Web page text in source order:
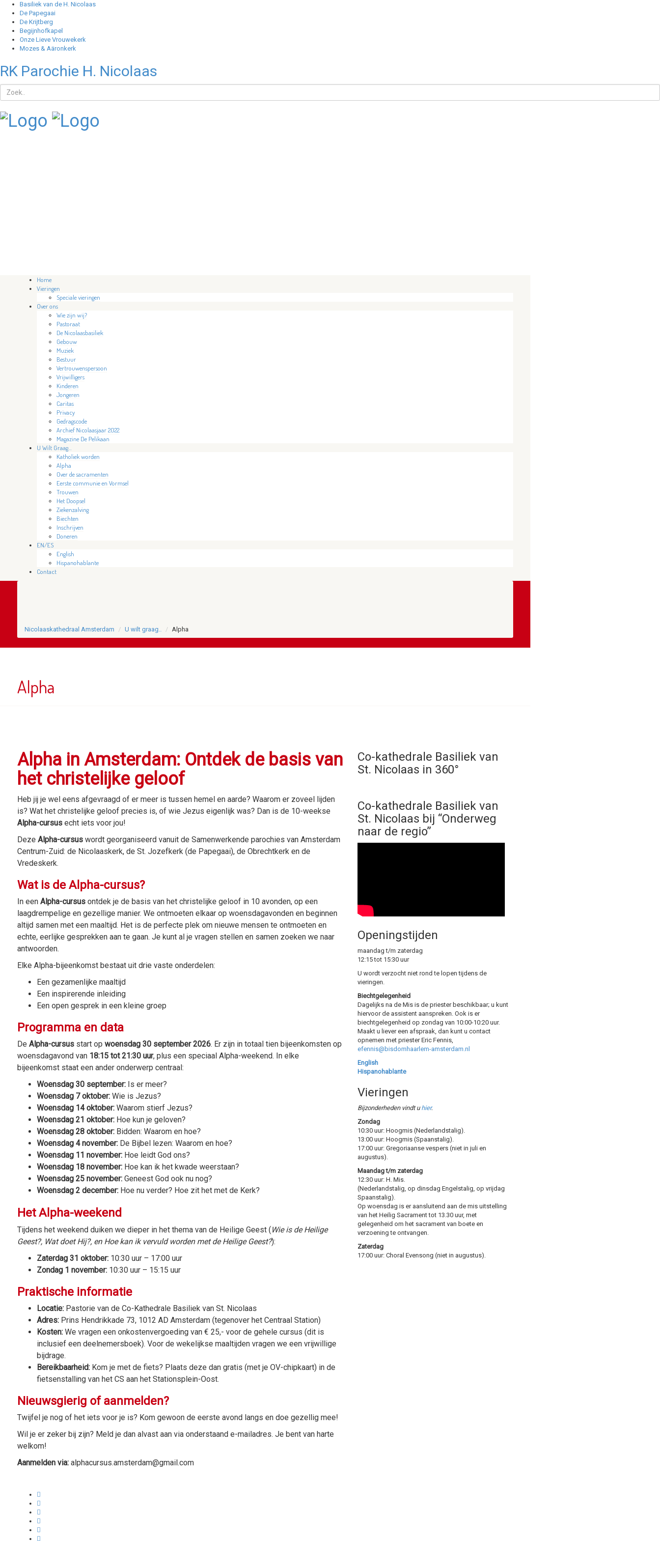
Basiliek van de H. Nicolaas
De Papegaai
De Krijtberg
Begijnhofkapel
Onze Lieve Vrouwekerk
Mozes & Aäronkerk
RK Parochie H. Nicolaas
Home
Vieringen
Speciale vieringen
Over ons
Wie zijn wij?
Pastoraat
De Nicolaasbasiliek
Gebouw
Muziek
Bestuur
Vertrouwenspersoon
Vrijwilligers
Kinderen
Jongeren
Caritas
Privacy
Gedragscode
Archief Nicolaasjaar 2022
Magazine De Pelikaan
U Wilt Graag…
Katholiek worden
Alpha
Over de sacramenten
Eerste communie en Vormsel
Trouwen
Het Doopsel
Ziekenzalving
Biechten
Inschrijven
Doneren
EN/ES
English
Hispanohablante
Contact
Nicolaaskathedraal Amsterdam U wilt graag.. Alpha
Alpha
Alpha in Amsterdam: Ontdek de basis van
het christelijke geloof
Heb jij je wel eens afgevraagd of er meer is tussen hemel en aarde? Waarom er zoveel lijden
is? Wat het christelijke geloof precies is, of wie Jezus eigenlijk was? Dan is de 10-weekse
Alpha-cursus echt iets voor jou!
Deze Alpha-cursus wordt georganiseerd vanuit de Samenwerkende parochies van Amsterdam
Centrum-Zuid: de Nicolaaskerk, de St. Jozefkerk (de Papegaai), de Obrechtkerk en de
Vredeskerk.
Wat is de Alpha-cursus?
In een Alpha-cursus ontdek je de basis van het christelijke geloof in 10 avonden, op een
laagdrempelige en gezellige manier. We ontmoeten elkaar op woensdagavonden en beginnen
altijd samen met een maaltijd. Het is de perfecte plek om nieuwe mensen te ontmoeten en
echte, eerlijke gesprekken aan te gaan. Je kunt al je vragen stellen en samen zoeken we naar
antwoorden.
Elke Alpha-bijeenkomst bestaat uit drie vaste onderdelen:
Een gezamenlijke maaltijd
Een inspirerende inleiding
Een open gesprek in een kleine groep
Programma en data
De Alpha-cursus start op woensdag 30 september 2026. Er zijn in totaal tien bijeenkomsten op
woensdagavond van 18:15 tot 21:30 uur, plus een speciaal Alpha-weekend. In elke
bijeenkomst staat een ander onderwerp centraal:
Woensdag 30 september: Is er meer?
Woensdag 7 oktober: Wie is Jezus?
Woensdag 14 oktober: Waarom stierf Jezus?
Woensdag 21 oktober: Hoe kun je geloven?
Woensdag 28 oktober: Bidden: Waarom en hoe?
Woensdag 4 november: De Bijbel lezen: Waarom en hoe?
Woensdag 11 november: Hoe leidt God ons?
Woensdag 18 november: Hoe kan ik het kwade weerstaan?
Woensdag 25 november: Geneest God ook nu nog?
Woensdag 2 december: Hoe nu verder? Hoe zit het met de Kerk?
Het Alpha-weekend
Tijdens het weekend duiken we dieper in het thema van de Heilige Geest (Wie is de Heilige
Geest?, Wat doet Hij?, en Hoe kan ik vervuld worden met de Heilige Geest?):
Zaterdag 31 oktober: 10:30 uur – 17:00 uur
Zondag 1 november: 10:30 uur – 15:15 uur
Praktische informatie
Locatie: Pastorie van de Co-Kathedrale Basiliek van St. Nicolaas
Adres: Prins Hendrikkade 73, 1012 AD Amsterdam (tegenover het Centraal Station)
Kosten: We vragen een onkostenvergoeding van € 25,- voor de gehele cursus (dit is
inclusief een deelnemersboek). Voor de wekelijkse maaltijden vragen we een vrijwillige
bijdrage.
Bereikbaarheid: Kom je met de fiets? Plaats deze dan gratis (met je OV-chipkaart) in de
fietsenstalling van het CS aan het Stationsplein-Oost.
Nieuwsgierig of aanmelden?
Twijfel je nog of het iets voor je is? Kom gewoon de eerste avond langs en doe gezellig mee!
Wil je er zeker bij zijn? Meld je dan alvast aan via onderstaand e-mailadres. Je bent van harte
welkom!
Aanmelden via: alphacursus.amsterdam@gmail.com
Co-kathedrale Basiliek van
St. Nicolaas in 360°
Co-kathedrale Basiliek van
St. Nicolaas bij “Onderweg
naar de regio”
Openingstijden
maandag t/m zaterdag
12:15 tot 15:30 uur
U wordt verzocht niet rond te lopen tijdens de
vieringen.
Biechtgelegenheid
Dagelijks na de Mis is de priester beschikbaar; u kunt
hiervoor de assistent aanspreken. Ook is er
biechtgelegenheid op zondag van 10:00-10:20 uur.
Maakt u liever een afspraak, dan kunt u contact
opnemen met priester Eric Fennis,
efennis@bisdomhaarlem-amsterdam.nl
English
Hispanohablante
Vieringen
Bijzonderheden vindt u hier.
Zondag
10:30 uur: Hoogmis (Nederlandstalig).
13:00 uur: Hoogmis (Spaanstalig).
17:00 uur: Gregoriaanse vespers (niet in juli en
augustus).
Maandag t/m zaterdag
12:30 uur: H. Mis.
(Nederlandstalig, op dinsdag Engelstalig, op vrijdag
Spaanstalig).
Op woensdag is er aansluitend aan de mis uitstelling
van het Heilig Sacrament tot 13.30 uur, met
gelegenheid om het sacrament van boete en
verzoening te ontvangen.
Zaterdag
17:00 uur: Choral Evensong (niet in augustus).